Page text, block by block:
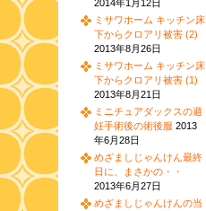
2014年1月12日
ミサワホーム キッチン床
下からクロアリ被害 (2)
2013年8月26日
ミサワホーム キッチン床
下からクロアリ被害 (1)
2013年8月21日
ミニチュアダックスの避
妊手術後の術後服 2013
年6月28日
めざましじゃんけん最終
日に、まさかの・・
2013年6月27日
めざましじゃんけんの当